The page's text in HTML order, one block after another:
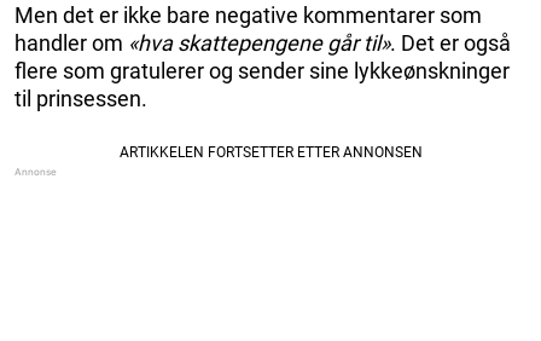
Men det er ikke bare negative kommentarer som
handler om «hva skattepengene går til». Det er også
flere som gratulerer og sender sine lykkeønskninger
til prinsessen.